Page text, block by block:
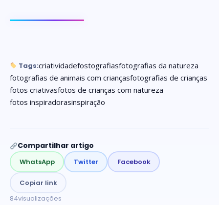
Tags:criatividadefostografiasfotografias da natureza
fotografias de animais com criançasfotografias de crianças
fotos criativasfotos de crianças com natureza
fotos inspiradorasinspiração
Compartilhar artigo
WhatsApp Twitter Facebook
Copiar link
84visualizações